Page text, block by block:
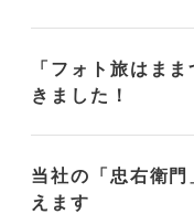
「フォト旅はま
きました！
当社の「忠右衛
えます